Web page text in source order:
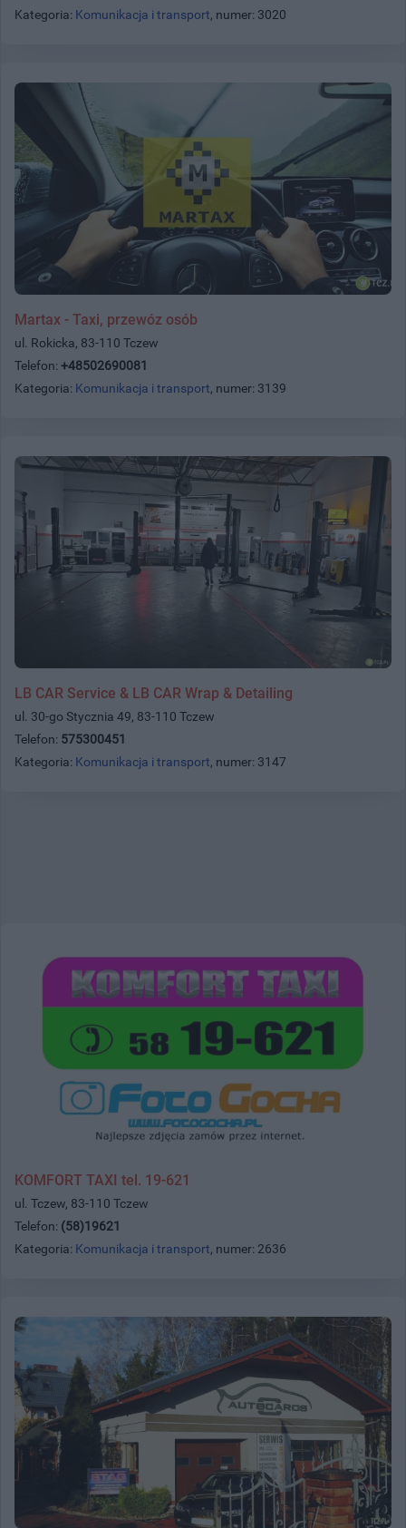
Kategoria: Komunikacja i transport, numer: 3020
Martax - Taxi, przewóz osób
ul. Rokicka, 83-110 Tczew
Telefon: +48502690081
Kategoria: Komunikacja i transport, numer: 3139
LB CAR Service & LB CAR Wrap & Detailing
ul. 30-go Stycznia 49, 83-110 Tczew
Telefon: 575300451
Kategoria: Komunikacja i transport, numer: 3147
KOMFORT TAXI tel. 19-621
ul. Tczew, 83-110 Tczew
Telefon: (58)19621
Kategoria: Komunikacja i transport, numer: 2636